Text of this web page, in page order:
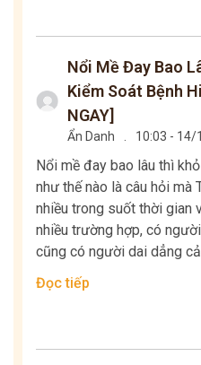
Nổi Mề Đay Bao
Kiểm Soát Bệnh
NGAY]
Ẩn Danh . 10:03 - 14/
Nổi mề đay bao lâu thì
như thế nào là câu hỏi mà
nhiều trong suốt thời gian
nhiều trường hợp, có
cũng có người dai dẳng
Đọc tiếp